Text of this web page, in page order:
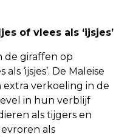
of vlees als ‘ijsjes’
de giraffen op
‘ijsjes’. De Maleise
verkoeling in de
in hun verblijf
als tijgers en
als